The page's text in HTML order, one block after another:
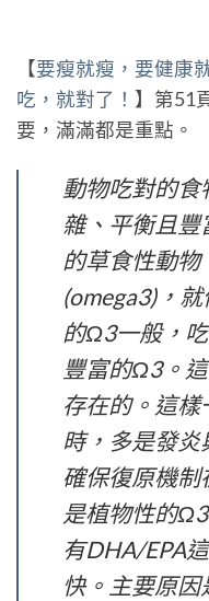
【要瘦就瘦，要健康
吃，就對了！ 】第51
要，滿滿都是重點。
動物吃對的
雜、平衡且
的草食性動
(omega3)，
的Ω3一般，
豐富的Ω3。
存在的。這
時，多是發炎
確保復原機制
是植物性的
有DHA/EPA
快。主要原因